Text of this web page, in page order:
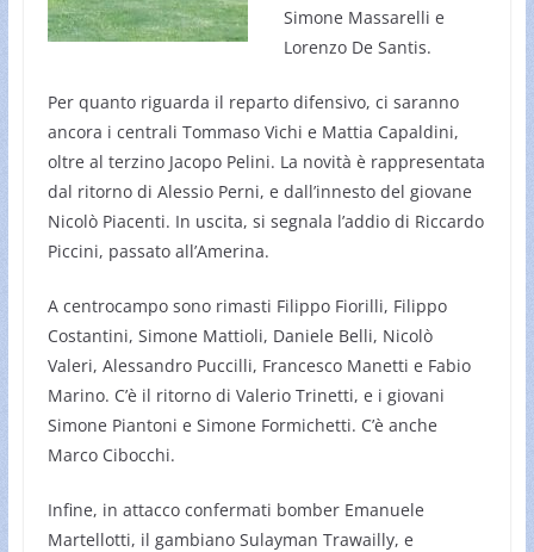
Simone Massarelli e
Lorenzo De Santis.
Per quanto riguarda il reparto difensivo, ci saranno
ancora i centrali Tommaso Vichi e Mattia Capaldini,
oltre al terzino Jacopo Pelini. La novità è rappresentata
dal ritorno di Alessio Perni, e dall’innesto del giovane
Nicolò Piacenti. In uscita, si segnala l’addio di Riccardo
Piccini, passato all’Amerina.
A centrocampo sono rimasti Filippo Fiorilli, Filippo
Costantini, Simone Mattioli, Daniele Belli, Nicolò
Valeri, Alessandro Puccilli, Francesco Manetti e Fabio
Marino. C’è il ritorno di Valerio Trinetti, e i giovani
Simone Piantoni e Simone Formichetti. C’è anche
Marco Cibocchi.
Infine, in attacco confermati bomber Emanuele
Martellotti, il gambiano Sulayman Trawailly, e